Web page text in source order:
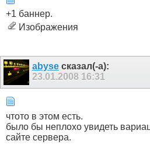
+1 баннер.
Изображения
abyse сказал(-а):
23.01.2008 16:31
чтото в этом есть.
было бы неплохо увидеть
сайте сервера.